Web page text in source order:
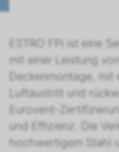
ESTRO FPi ist eine
mit einer Leistung
Deckenmontage,
Luftaustritt und
Eurovent-
und Effizienz. Die
hochwertigem Stahl